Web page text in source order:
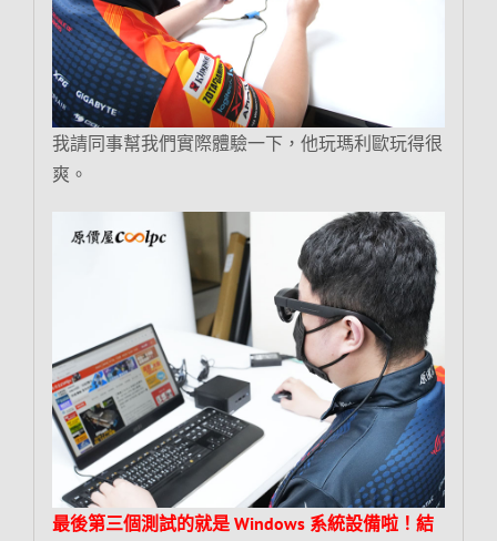
我請同事幫我們實際體驗一下，他玩瑪利歐玩得很
爽。
最後第三個測試的就是 Windows 系統設備啦！結